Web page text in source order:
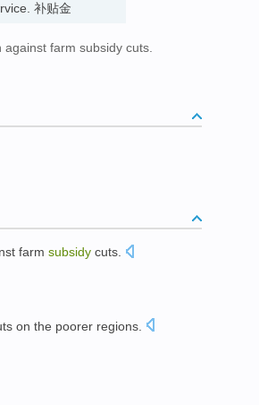
补贴金
farm subsidy cuts.
farm subsidy cuts
on the poorer regions